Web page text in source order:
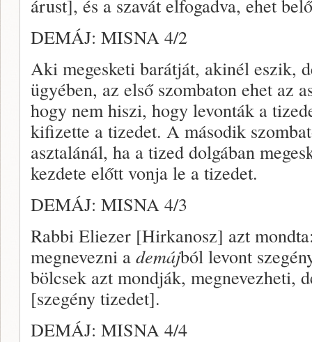
árust], és a szavát elfogadva, ehet
DEMÁJ: MISNA 4/2
Aki megesketi barátját, akinél eszik,
ügyében, az első szombaton ehet az
hogy nem hiszi, hogy levonták a
kifizette a tizedet. A második
asztalánál, ha a tized dolgában
kezdete előtt vonja le a tizedet.
DEMÁJ: MISNA 4/3
Rabbi Eliezer [Hirkanosz] azt
megnevezni a demájból levont
bölcsek azt mondják, megnevezheti,
[szegény tizedet].
DEMÁJ: MISNA 4/4